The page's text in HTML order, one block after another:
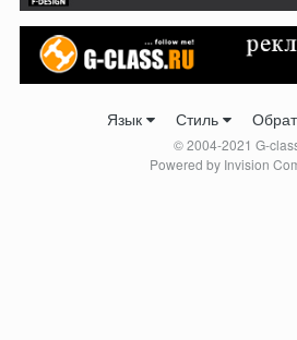
Язык Стиль
© 2004-2021 G-
Powered by Invision